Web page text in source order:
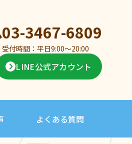
03-3467-6809
受付時間：平日9:00〜20:00
LINE公式アカウント
よくある質問